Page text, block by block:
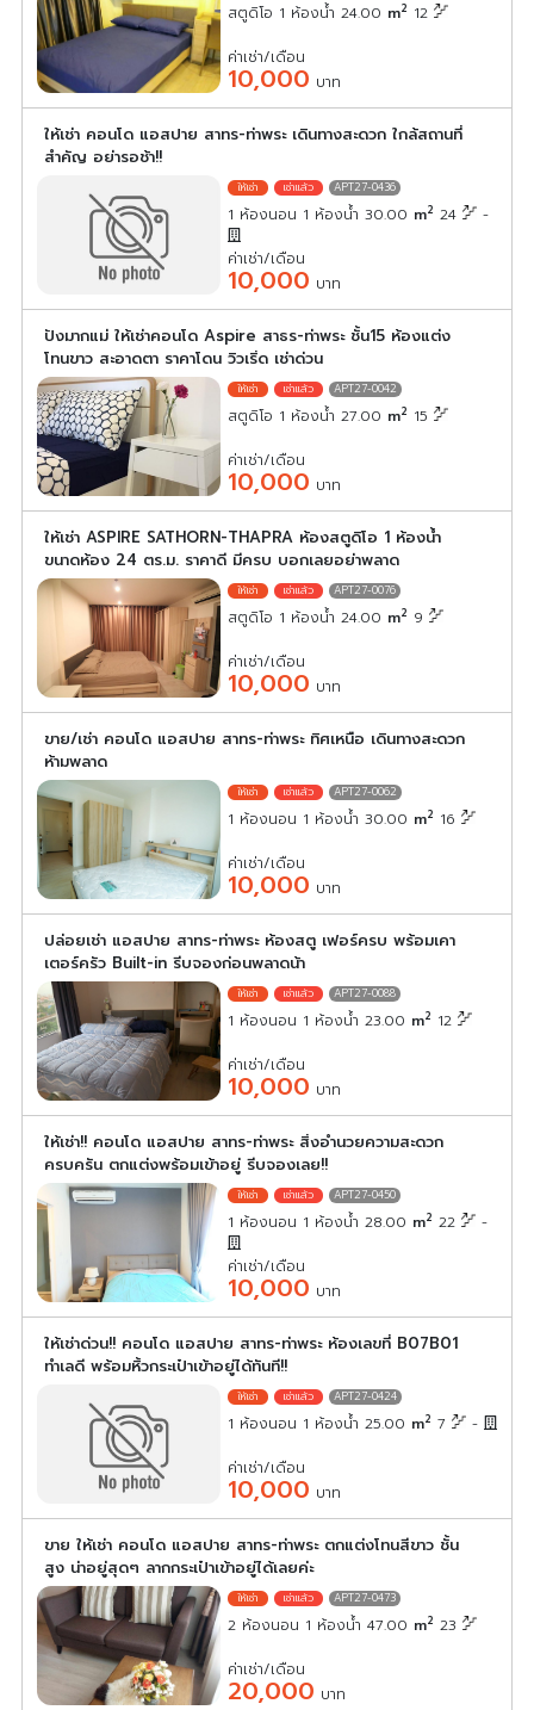
สตูดิโอ 1 ห้องน้ำ 24.00 m2 12
ค่าเช่า/เดือน
10,000 บาท
ให้เช่า คอนโด แอสปาย สาทร-ท่าพระ เดินทางสะดวก ใกล้สถานที่
สำคัญ อย่ารอช้า!!
APT27-0436
1 ห้องนอน 1 ห้องน้ำ 30.00 m2 24 -
ค่าเช่า/เดือน
10,000 บาท
ปังมากแม่ ให้เช่าคอนโด Aspire สาธร-ท่าพระ ชั้น15 ห้องแต่ง
โทนขาว สะอาดตา ราคาโดน วิวเริ่ด เช่าด่วน
APT27-0042
สตูดิโอ 1 ห้องน้ำ 27.00 m2 15
ค่าเช่า/เดือน
10,000 บาท
ให้เช่า ASPIRE SATHORN-THAPRA ห้องสตูดิโอ 1 ห้องน้ำ
ขนาดห้อง 24 ตร.ม. ราคาดี มีครบ บอกเลยอย่าพลาด
APT27-0076
สตูดิโอ 1 ห้องน้ำ 24.00 m2 9
ค่าเช่า/เดือน
10,000 บาท
ขาย/เช่า คอนโด แอสปาย สาทร-ท่าพระ ทิศเหนือ เดินทางสะดวก
ห้ามพลาด
APT27-0062
1 ห้องนอน 1 ห้องน้ำ 30.00 m2 16
ค่าเช่า/เดือน
10,000 บาท
ปล่อยเช่า แอสปาย สาทร-ท่าพระ ห้องสตู เฟอร์ครบ พร้อมเคา
เตอร์ครัว Built-in รีบจองก่อนพลาดน้า
APT27-0088
1 ห้องนอน 1 ห้องน้ำ 23.00 m2 12
ค่าเช่า/เดือน
10,000 บาท
ให้เช่า!! คอนโด แอสปาย สาทร-ท่าพระ สิ่งอำนวยความสะดวก
ครบครัน ตกแต่งพร้อมเข้าอยู่ รีบจองเลย!!
APT27-0450
1 ห้องนอน 1 ห้องน้ำ 28.00 m2 22 -
ค่าเช่า/เดือน
10,000 บาท
ให้เช่าด่วน!! คอนโด แอสปาย สาทร-ท่าพระ ห้องเลขที่ B07B01
ทำเลดี พร้อมหิ้วกระเป๋าเข้าอยู่ได้ทันที!!
APT27-0424
1 ห้องนอน 1 ห้องน้ำ 25.00 m2 7 -
ค่าเช่า/เดือน
10,000 บาท
ขาย ให้เช่า คอนโด แอสปาย สาทร-ท่าพระ ตกแต่งโทนสีขาว ชั้น
สูง น่าอยู่สุดๆ ลากกระเป๋าเข้าอยู่ได้เลยค่ะ
APT27-0473
2 ห้องนอน 1 ห้องน้ำ 47.00 m2 23
ค่าเช่า/เดือน
20,000 บาท